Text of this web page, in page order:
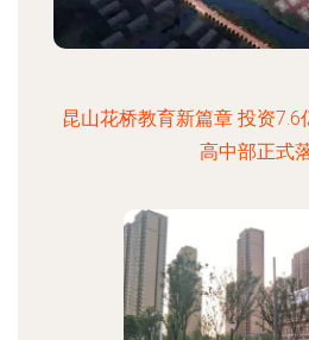
昆山花桥教育新篇章 投资7.6
高中部正式